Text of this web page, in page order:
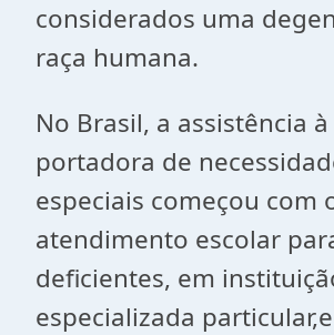
considerados uma
raça humana.
No Brasil, a assistência
portadora de
especiais começou com
atendimento escolar
deficientes, em
especializada